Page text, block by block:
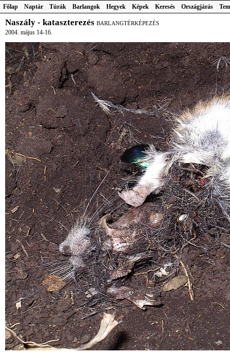
Főlap Naptár Túrák Barlangok Hegyek Képek Keresés Országjárás
Naszály - kataszterezés BARLANGTÉRKÉPEZÉS
2004. május 14-16.